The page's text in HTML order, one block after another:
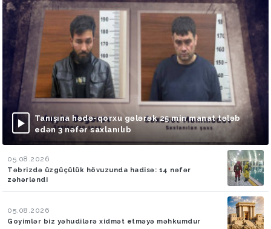
Tanışına hədə-qorxu gələrək 25 min manat tələb
edən 3 nəfər saxlanılıb
05.08.2026
Təbrizdə üzgüçülük hövuzunda hadisə: 14 nəfər
zəhərləndi
05.08.2026
Goyimlər biz yəhudilərə xidmət etməyə məhkumdur